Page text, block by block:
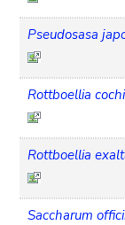
Pseudosasa
Rottboellia
Rottboellia
Saccharum